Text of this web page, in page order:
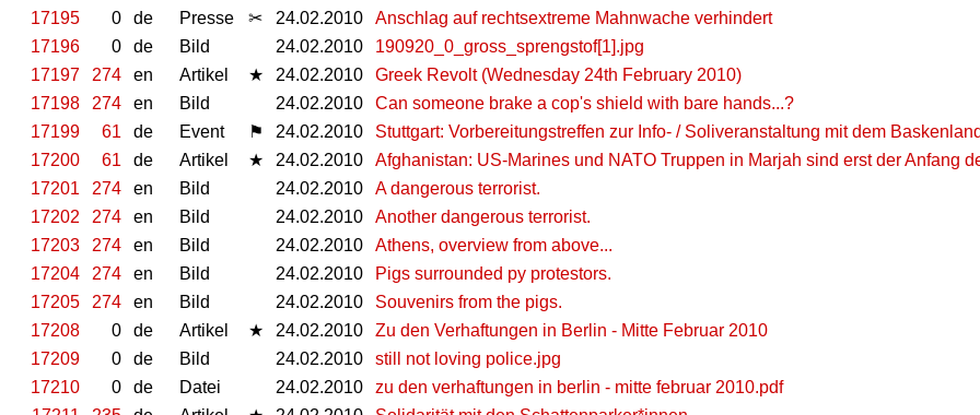
17195
0 de Presse ✂ 24.02.2010
Anschlag auf rechtsextreme Mahnwache verhindert
17196
0 de Bild 24.02.2010
190920_0_gross_sprengstof[1].jpg
17197
274 en Artikel ★ 24.02.2010
Greek Revolt (Wednesday 24th February 2010)
17198
274 en Bild 24.02.2010
Can someone brake a cop's shield with bare hands...?
17199
61 de Event ⚑ 24.02.2010
Stuttgart: Vorbereitungstreffen zur Info- / Soliveranstaltung mit dem Baskenland
17200
61 de Artikel ★ 24.02.2010
Afghanistan: US-Marines und NATO Truppen in Marjah sind erst der Anfang
17201
274 en Bild 24.02.2010
A dangerous terrorist.
17202
274 en Bild 24.02.2010
Another dangerous terrorist.
17203
274 en Bild 24.02.2010
Athens, overview from above...
17204
274 en Bild 24.02.2010
Pigs surrounded py protestors.
17205
274 en Bild 24.02.2010
Souvenirs from the pigs.
17208
0 de Artikel ★ 24.02.2010
Zu den Verhaftungen in Berlin - Mitte Februar 2010
17209
0 de Bild 24.02.2010
still not loving police.jpg
17210
0 de Datei 24.02.2010
zu den verhaftungen in berlin - mitte februar 2010.pdf